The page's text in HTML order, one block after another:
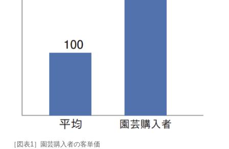
［図表1］園芸購入者の客単価